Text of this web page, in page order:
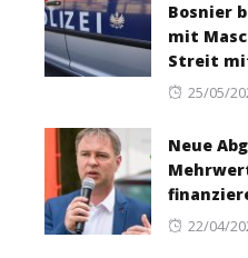
Bosnier
mit
Streit
Posted
25/05/
Neue
Posted
22/04/